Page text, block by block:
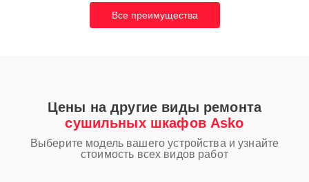
Все преимущества
Цены на другие виды ремонта
сушильных шкафов Asko
Выберите модель вашего устройства и узнайте
стоимость всех видов работ